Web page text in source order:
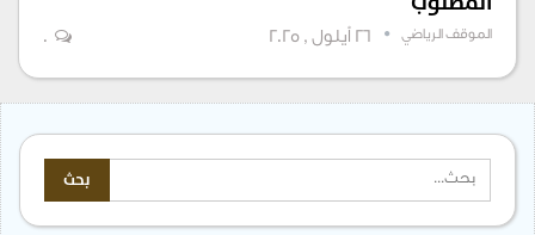
الموقف الرياضي 26 أيلول , 2025 0